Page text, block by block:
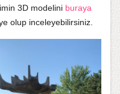
3D modelini buraya
olup inceleyebilirsiniz.